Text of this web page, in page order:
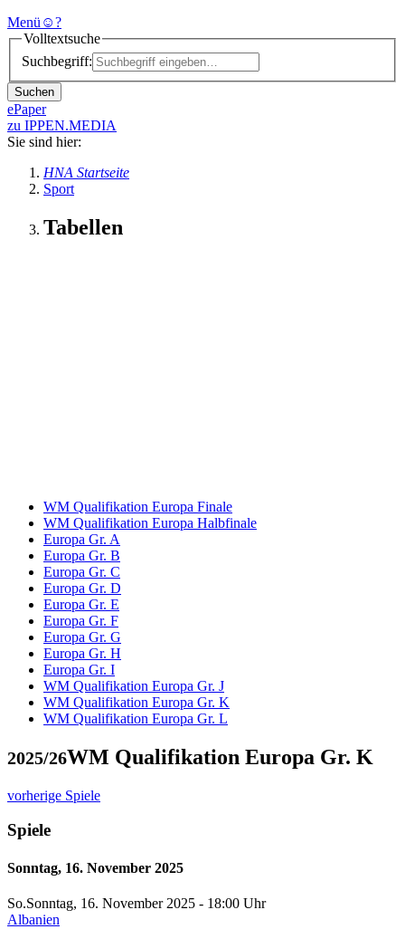
Menü ☺?
Volltextsuche
Suchbegriff:
Suchen
ePaper
zu IPPEN.MEDIA
Sie sind hier:
HNA Startseite
Sport
Tabellen
WM Qualifikation Europa Finale
WM Qualifikation Europa Halbfinale
Europa Gr. A
Europa Gr. B
Europa Gr. C
Europa Gr. D
Europa Gr. E
Europa Gr. F
Europa Gr. G
Europa Gr. H
Europa Gr. I
WM Qualifikation Europa Gr. J
WM Qualifikation Europa Gr. K
WM Qualifikation Europa Gr. L
2025/26WM Qualifikation Europa Gr. K
vorherige Spiele
Spiele
Sonntag, 16. November 2025
So.Sonntag, 16. November 2025 - 18:00 Uhr
Albanien